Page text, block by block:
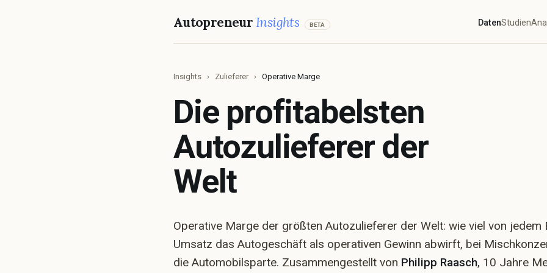
Autopreneur Insights BETA DatenStudien
Insights › Zulieferer › Operative Marge
Die profitabelsten
Autozulieferer der
Welt
Operative Marge der größten Autozulieferer der Welt: wie viel von jedem
Umsatz das Autogeschäft als operativen Gewinn abwirft, bei
die Automobilsparte. Zusammengestellt von Philipp Raasch, 10 Jahre
Unternehmen Vorerst